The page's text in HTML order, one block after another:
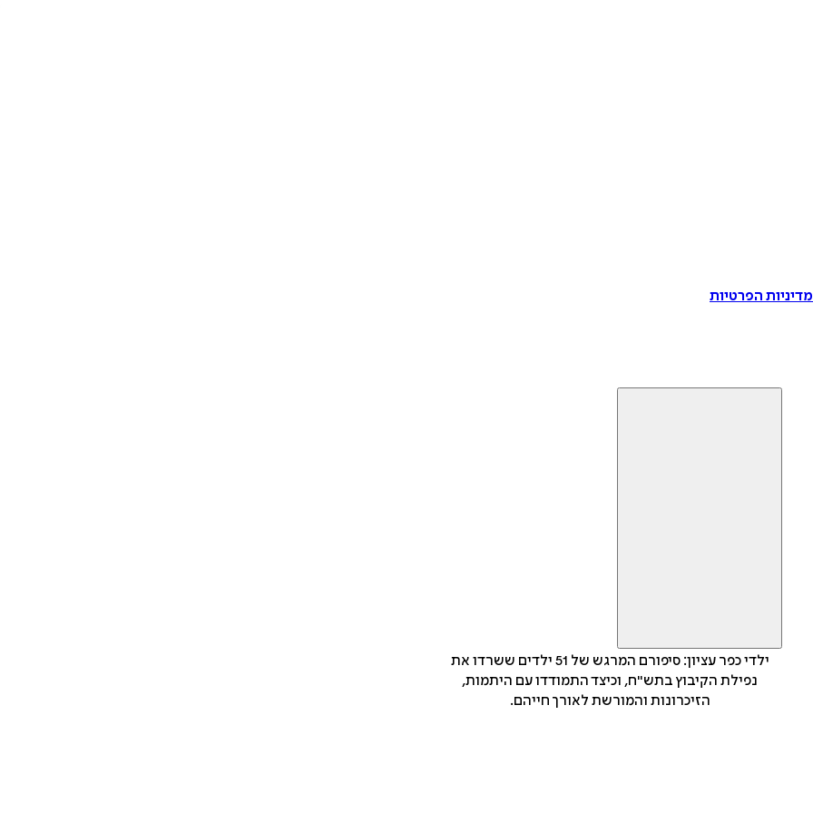
הפרטיות
ילדי כפר עציון: סיפורם המרגש של 51 ילדים ששרדו את
נפילת הקיבוץ בתש"ח, וכיצד התמודדו עם היתמות,
הזיכרונות והמורשת לאורך חייהם.